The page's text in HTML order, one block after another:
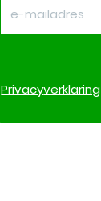
Privacyverklaring